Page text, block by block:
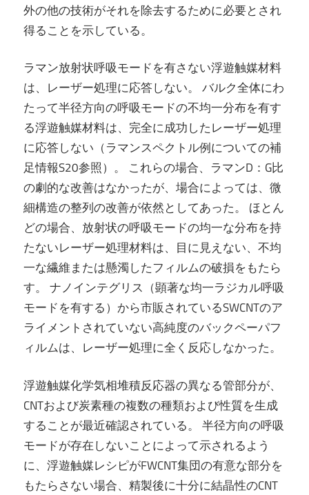
外の他の技術がそれを除去するために必要とされ
得ることを示している。
ラマン放射状呼吸モードを有さない浮遊触媒材料
は、レーザー処理に応答しない。 バルク全体にわ
たって半径方向の呼吸モードの不均一分布を有す
る浮遊触媒材料は、完全に成功したレーザー処理
に応答しない（ラマンスペクトル例についての補
足情報S20参照）。 これらの場合、ラマンD：G比
の劇的な改善はなかったが、場合によっては、微
細構造の整列の改善が依然としてあった。 ほとん
どの場合、放射状の呼吸モードの均一な分布を持
たないレーザー処理材料は、目に見えない、不均
一な繊維または懸濁したフィルムの破損をもたら
す。 ナノインテグリス（顕著な均一ラジカル呼吸
モードを有する）から市販されているSWCNTのア
ライメントされていない高純度のバックペーパフ
ィルムは、レーザー処理に全く反応しなかった。
浮遊触媒化学気相堆積反応器の異なる管部分が、
CNTおよび炭素種の複数の種類および性質を生成
することが最近確認されている。 半径方向の呼吸
モードが存在しないことによって示されるよう
に、浮遊触媒レシピがFWCNT集団の有意な部分を
もたらさない場合、精製後に十分に結晶性のCNT